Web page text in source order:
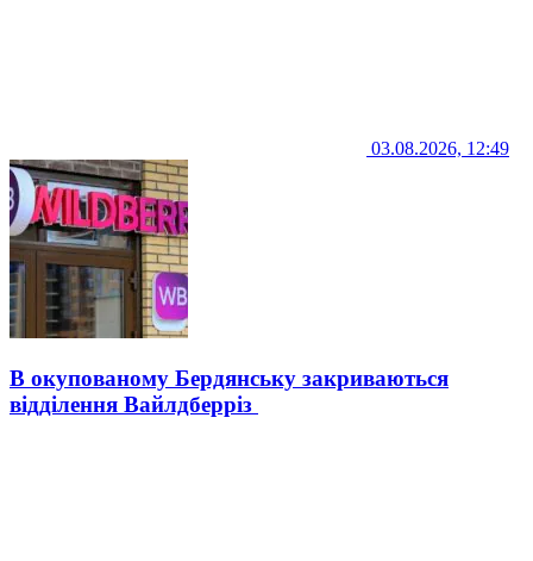
03.08.2026, 12:49
В окупованому Бердянську закриваються
відділення Вайлдберріз